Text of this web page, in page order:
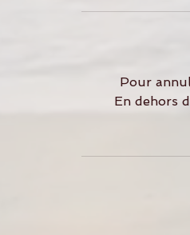
Pour
En dehors